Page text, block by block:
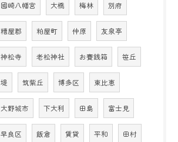
國崎八幡宮 大橋 梅林 別府
糟屋郡 粕屋町 仲原 友泉亭
神松寺 老松神社 お賽銭箱 笹丘
堤 筑紫丘 博多区 東比恵
大野城市 下大利 田島 富士見
早良区 飯倉 賃貸 平和 田村